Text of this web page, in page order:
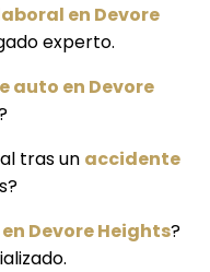
en Devore
experto.
auto en Devore
tras un accidente
Devore Heights?